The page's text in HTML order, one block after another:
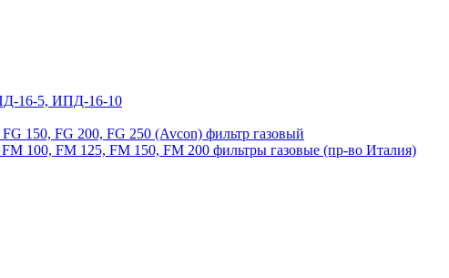
16-5, ИПД-16-10
150, FG 200, FG 250 (Avcon) фильтр газовый
100, FM 125, FM 150, FM 200 фильтры газовые (пр-во Италия)